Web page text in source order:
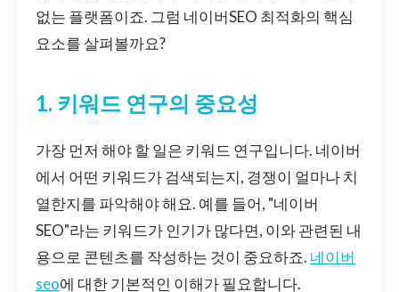
없는 플랫폼이죠. 그럼 네이버SEO 최적화의 핵심
요소를 살펴볼까요?
1. 키워드 연구의 중요성
가장 먼저 해야 할 일은 키워드 연구입니다. 네이버
에서 어떤 키워드가 검색되는지, 경쟁이 얼마나 치
열한지를 파악해야 해요. 예를 들어, "네이버
SEO"라는 키워드가 인기가 많다면, 이와 관련된 내
용으로 콘텐츠를 작성하는 것이 중요하죠. 네이버
seo에 대한 기본적인 이해가 필요합니다.